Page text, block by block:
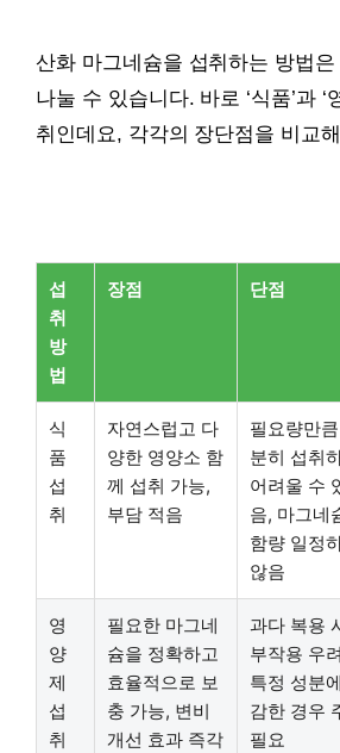
산화 마그네슘을 섭취하는 방법
나눌 수 있습니다. 바로 ‘식품’과 ‘
취인데요, 각각의 장단점을 비교
섭
취
방
법
장점 단점
식
품
섭
취
자연스럽고 다
양한 영양소 함
께 섭취 가능,
부담 적음
필요량만
분히 섭취
어려울 수
음, 마그네
함량 일정
않음
영
양
제
섭
취
필요한 마그네
슘을 정확하고
효율적으로 보
충 가능, 변비
개선 효과 즉각
과다 복용
부작용 우
특정 성분
감한 경우
필요